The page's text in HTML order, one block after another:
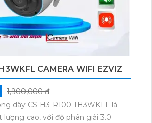
CAMERA WIFI EZVIZ
1,900,000 ₫
dây CS-H3-R100-1H3WKFL là
cao, với độ phân giải 3.0